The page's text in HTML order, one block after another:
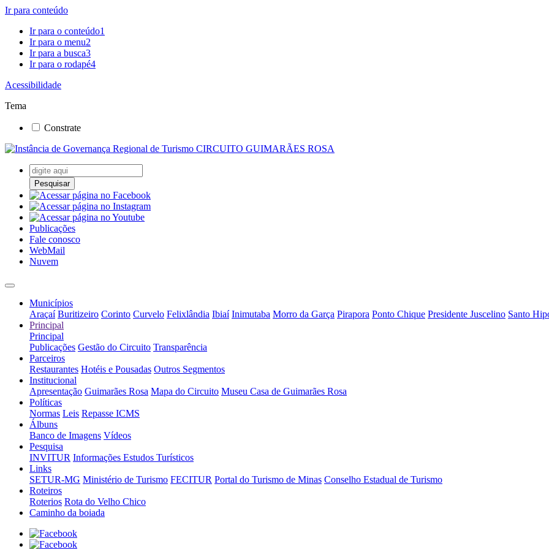
Ir para conteúdo
Ir para o conteúdo1
Ir para o menu2
Ir para a busca3
Ir para o rodapé4
Acessibilidade
Tema
Constrate
Pesquisar
Publicações
Fale conosco
WebMail
Nuvem
Municípios
Araçaí Buritizeiro Corinto Curvelo Felixlândia Ibiaí Inimutaba Morro da Garça Pirapora Ponto Chique Presidente Juscelino Santo
Principal
Principal
Publicações Gestão do Circuito Transparência
Parceiros
Restaurantes Hotéis e Pousadas Outros Segmentos
Institucional
Apresentação Guimarães Rosa Mapa do Circuito Museu Casa de Guimarães Rosa
Políticas
Normas Leis Repasse ICMS
Álbuns
Banco de Imagens Vídeos
Pesquisa
INVITUR Informações Estudos Turísticos
Links
SETUR-MG Ministério de Turismo FECITUR Portal do Turismo de Minas Conselho Estadual de Turismo
Roteiros
Roterios Rota do Velho Chico
Caminho da boiada